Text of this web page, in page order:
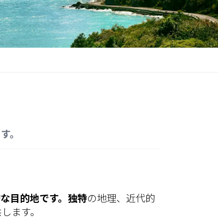
。
目的地です。独特の地理、近代的
ます。